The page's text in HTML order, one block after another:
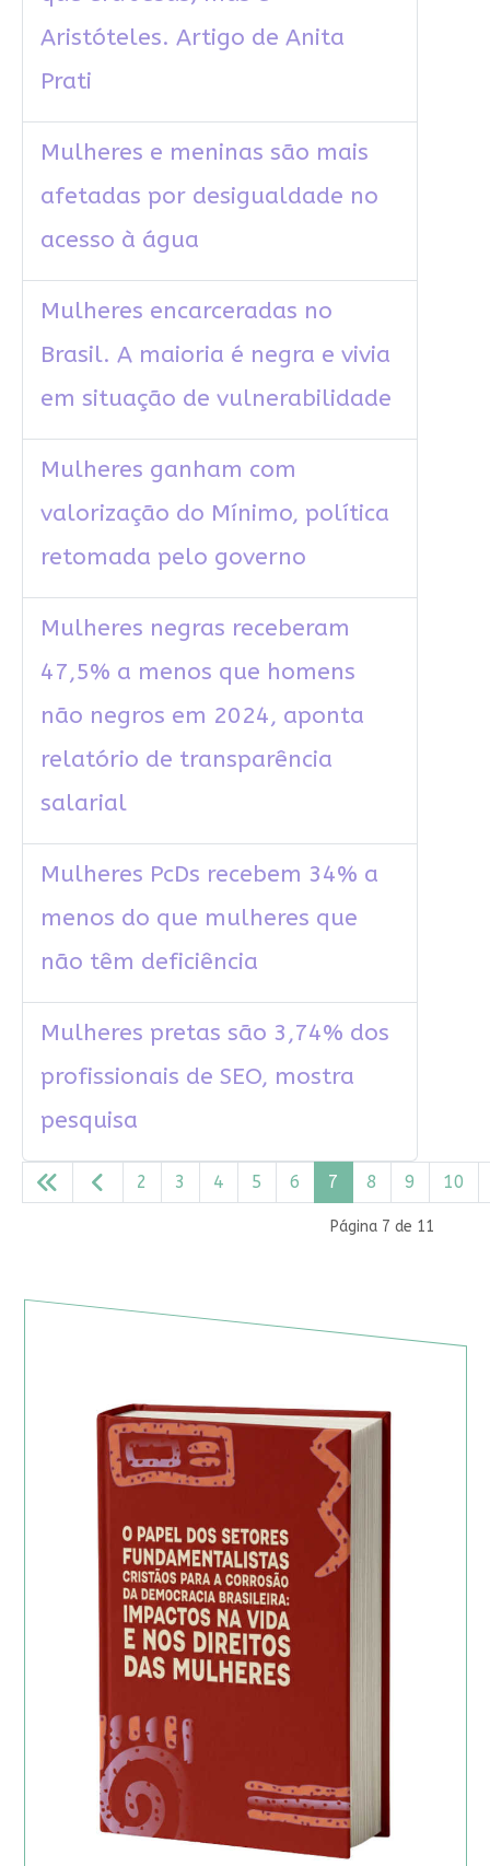
Aristóteles. Artigo de Anita
Prati
Mulheres e meninas são mais
afetadas por desigualdade no
acesso à água
Mulheres encarceradas no
Brasil. A maioria é negra e vivia
em situação de vulnerabilidade
Mulheres ganham com
valorização do Mínimo, política
retomada pelo governo
Mulheres negras receberam
47,5% a menos que homens
não negros em 2024, aponta
relatório de transparência
salarial
Mulheres PcDs recebem 34% a
menos do que mulheres que
não têm deficiência
Mulheres pretas são 3,74% dos
profissionais de SEO, mostra
pesquisa
Página 7 de 11
2 3 4 5 6 7 8 9 10